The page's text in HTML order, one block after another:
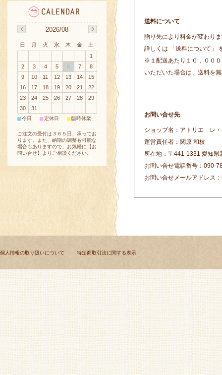
送料について
贈り先により料金が変わり
詳しくは 「 送料について 」
※１配送あたり１０，００
いただいた場合は、送料を
お問い合せ先
ショップ名：アトリエ レ
運営責任者：関原 和枝
所在地：〒441-1331 愛知県
お問い合せ電話番号：090-
お問い合せメールアドレス：
2026/08
日 月 火 水 木 金
土
1
2
3 4 5 6 7
8
9
10 11 12 13 14
15
16
17 18 19 20 21
22
23
24 25 26 27 28
29
30
31
■今日 ■定休日 ■臨時休業
ご注文の受付は３６５日、承ってお
ります。また、納期の調整も可能な
場合もありますので、お気軽に【お
問い合せ】よりご相談ください。
個人情報の取り扱いについて 特定商取引法に関する表示
Copyright